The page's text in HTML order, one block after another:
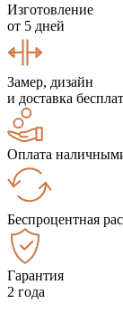
Изготовление
от 5 дней
Замер, дизайн
и доставка
Оплата
Беспроцентная
Гарантия
2 года